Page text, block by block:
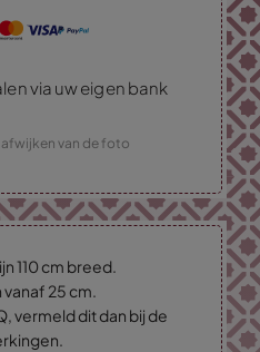
via uw eigen bank
afwijken van de foto
110 cm breed.
vanaf 25 cm.
vermeld dit dan bij de